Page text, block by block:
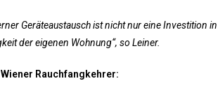
Geräteaustausch ist nicht nur eine Investition
der eigenen Wohnung“, so Leiner.
Rauchfangkehrer: